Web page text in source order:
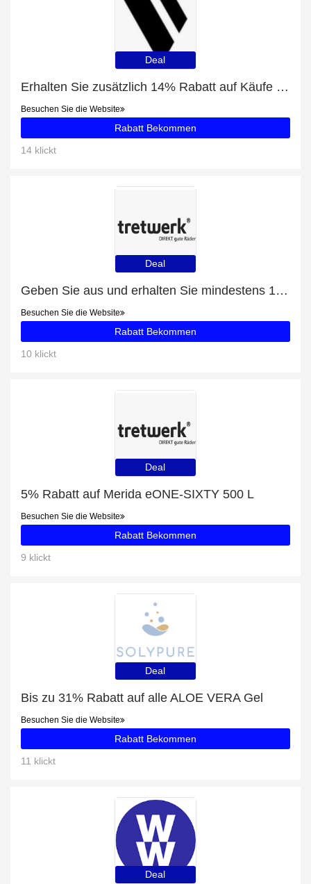
Deal
Erhalten Sie zusätzlich 14% Rabatt auf Käufe von Foundation Refill
Besuchen Sie die Website
Rabatt Bekommen
14 klickt
Deal
Geben Sie aus und erhalten Sie mindestens 17% Rabatt für Chrisson e-Trekkingbike E-Rounder Herren 28 zoll Mittelmotor 53 Schwarz
Besuchen Sie die Website
Rabatt Bekommen
10 klickt
Deal
5% Rabatt auf Merida eONE-SIXTY 500 L
Besuchen Sie die Website
Rabatt Bekommen
9 klickt
Deal
Bis zu 31% Rabatt auf alle ALOE VERA Gel
Besuchen Sie die Website
Rabatt Bekommen
11 klickt
Deal